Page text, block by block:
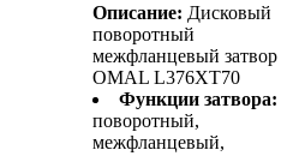
Описание: Дисковый
поворотный
межфланцевый затвор
OMAL L376XT70
Функции затвора:
поворотный,
межфланцевый,